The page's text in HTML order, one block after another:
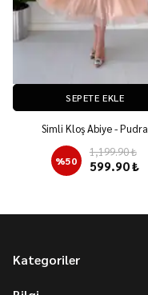
SEPETE EKLE
Simli Kloş Abiye - Pudra
%50
1,199.90 ₺
599.90 ₺
Kategoriler